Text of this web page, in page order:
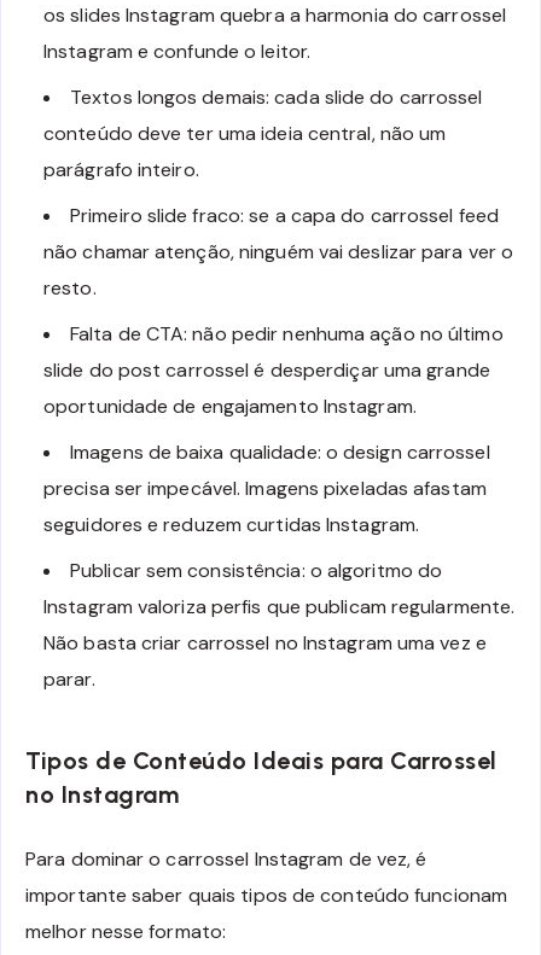
os slides Instagram quebra a harmonia do carrossel
Instagram e confunde o leitor.
Textos longos demais: cada slide do carrossel
conteúdo deve ter uma ideia central, não um
parágrafo inteiro.
Primeiro slide fraco: se a capa do carrossel feed
não chamar atenção, ninguém vai deslizar para ver o
resto.
Falta de CTA: não pedir nenhuma ação no último
slide do post carrossel é desperdiçar uma grande
oportunidade de engajamento Instagram.
Imagens de baixa qualidade: o design carrossel
precisa ser impecável. Imagens pixeladas afastam
seguidores e reduzem curtidas Instagram.
Publicar sem consistência: o algoritmo do
Instagram valoriza perfis que publicam regularmente.
Não basta criar carrossel no Instagram uma vez e
parar.
Tipos de Conteúdo Ideais para Carrossel
no Instagram
Para dominar o carrossel Instagram de vez, é
importante saber quais tipos de conteúdo funcionam
melhor nesse formato: